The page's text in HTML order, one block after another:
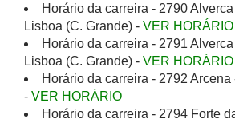
Horário da carreira - 2790
Lisboa (C. Grande) - VER HORÁRIO
Horário da carreira - 2791
Lisboa (C. Grande) - VER HORÁRIO
Horário da carreira - 2792
- VER HORÁRIO
Horário da carreira - 2794 Forte